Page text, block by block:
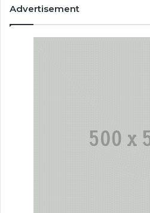
Advertisement